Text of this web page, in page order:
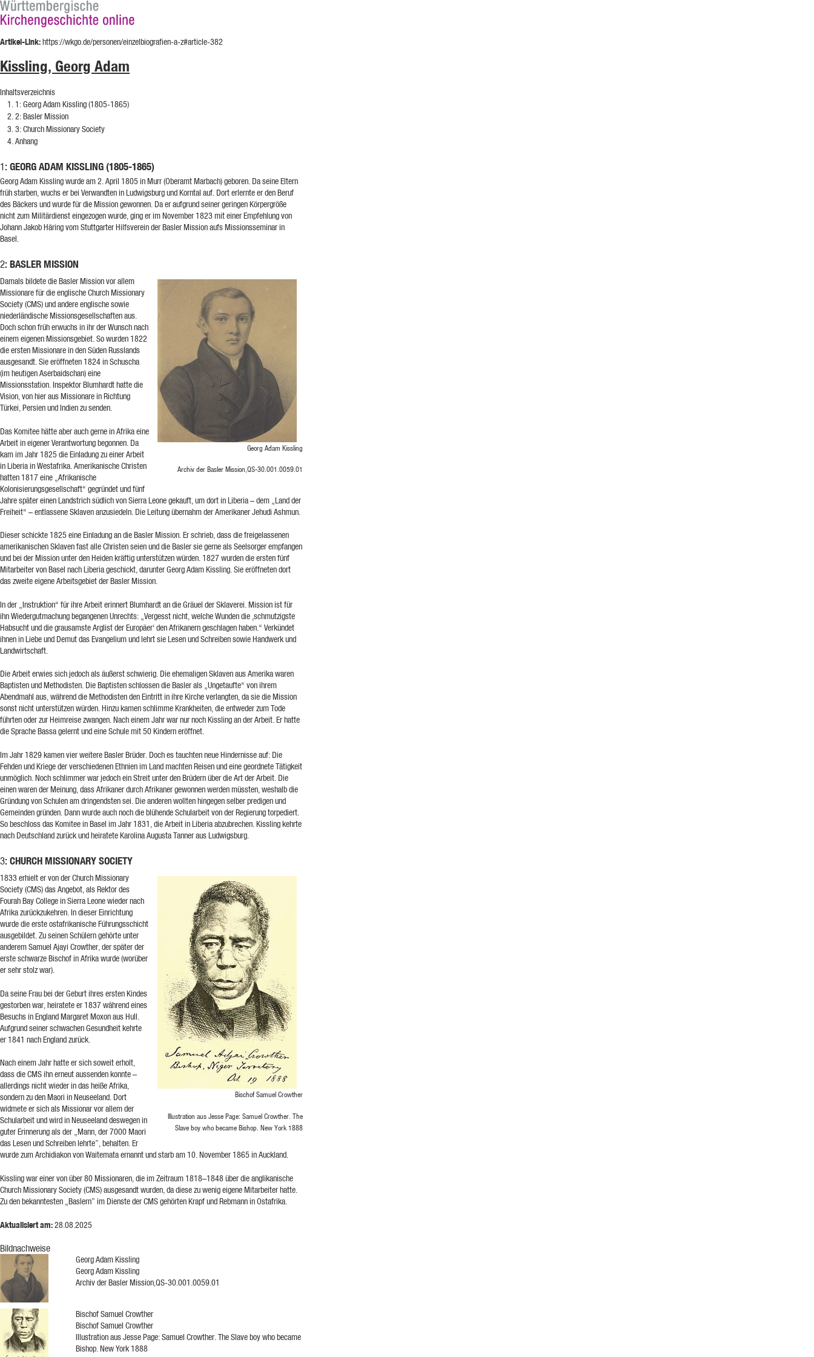
Artikel-Link:https://wkgo.de/personen/einzelbiografien-a-z#article-382
Kissling, Georg Adam
Inhaltsverzeichnis
1: Georg Adam Kissling (1805-1865)
2: Basler Mission
3: Church Missionary Society
Anhang
1: GEORG ADAM KISSLING (1805-1865)
Georg Adam Kissling wurde am 2. April 1805 in Murr (Oberamt Marbach) geboren. Da seine Eltern
früh starben, wuchs er bei Verwandten in Ludwigsburg und Korntal auf. Dort erlernte er den Beruf
des Bäckers und wurde für die Mission gewonnen. Da er aufgrund seiner geringen Körpergröße
nicht zum Militärdienst eingezogen wurde, ging er im November 1823 mit einer Empfehlung von
Johann Jakob Häring vom Stuttgarter Hilfsverein der Basler Mission aufs Missionsseminar in
Basel.
2: BASLER MISSION
Georg Adam Kissling
Archiv der Basler Mission,QS-30.001.0059.01
Damals bildete die Basler Mission vor allem
Missionare für die englische Church Missionary
Society (CMS) und andere englische sowie
niederländische Missionsgesellschaften aus.
Doch schon früh erwuchs in ihr der Wunsch nach
einem eigenen Missionsgebiet. So wurden 1822
die ersten Missionare in den Süden Russlands
ausgesandt. Sie eröffneten 1824 in Schuscha
(im heutigen Aserbaidschan) eine
Missionsstation. Inspektor Blumhardt hatte die
Vision, von hier aus Missionare in Richtung
Türkei, Persien und Indien zu senden.
Das Komitee hätte aber auch gerne in Afrika eine
Arbeit in eigener Verantwortung begonnen. Da
kam im Jahr 1825 die Einladung zu einer Arbeit
in Liberia in Westafrika. Amerikanische Christen
hatten 1817 eine „Afrikanische
Kolonisierungsgesellschaft“ gegründet und fünf
Jahre später einen Landstrich südlich von Sierra Leone gekauft, um dort in Liberia – dem „Land der
Freiheit“ – entlassene Sklaven anzusiedeln. Die Leitung übernahm der Amerikaner Jehudi Ashmun.
Dieser schickte 1825 eine Einladung an die Basler Mission. Er schrieb, dass die freigelassenen
amerikanischen Sklaven fast alle Christen seien und die Basler sie gerne als Seelsorger empfangen
und bei der Mission unter den Heiden kräftig unterstützen würden. 1827 wurden die ersten fünf
Mitarbeiter von Basel nach Liberia geschickt, darunter Georg Adam Kissling. Sie eröffneten dort
das zweite eigene Arbeitsgebiet der Basler Mission.
In der „Instruktion“ für ihre Arbeit erinnert Blumhardt an die Gräuel der Sklaverei. Mission ist für
ihn Wiedergutmachung begangenen Unrechts: „Vergesst nicht, welche Wunden die ‚schmutzigste
Habsucht und die grausamste Arglist der Europäer‘ den Afrikanern geschlagen haben.“ Verkündet
ihnen in Liebe und Demut das Evangelium und lehrt sie Lesen und Schreiben sowie Handwerk und
Landwirtschaft.
Die Arbeit erwies sich jedoch als äußerst schwierig. Die ehemaligen Sklaven aus Amerika waren
Baptisten und Methodisten. Die Baptisten schlossen die Basler als „Ungetaufte“ von ihrem
Abendmahl aus, während die Methodisten den Eintritt in ihre Kirche verlangten, da sie die Mission
sonst nicht unterstützen würden. Hinzu kamen schlimme Krankheiten, die entweder zum Tode
führten oder zur Heimreise zwangen. Nach einem Jahr war nur noch Kissling an der Arbeit. Er hatte
die Sprache Bassa gelernt und eine Schule mit 50 Kindern eröffnet.
Im Jahr 1829 kamen vier weitere Basler Brüder. Doch es tauchten neue Hindernisse auf: Die
Fehden und Kriege der verschiedenen Ethnien im Land machten Reisen und eine geordnete Tätigkeit
unmöglich. Noch schlimmer war jedoch ein Streit unter den Brüdern über die Art der Arbeit. Die
einen waren der Meinung, dass Afrikaner durch Afrikaner gewonnen werden müssten, weshalb die
Gründung von Schulen am dringendsten sei. Die anderen wollten hingegen selber predigen und
Gemeinden gründen. Dann wurde auch noch die blühende Schularbeit von der Regierung torpediert.
So beschloss das Komitee in Basel im Jahr 1831, die Arbeit in Liberia abzubrechen. Kissling kehrte
nach Deutschland zurück und heiratete Karolina Augusta Tanner aus Ludwigsburg.
3: CHURCH MISSIONARY SOCIETY
Bischof Samuel Crowther
Illustration aus Jesse Page: Samuel Crowther. The
Slave boy who became Bishop. New York 1888
1833 erhielt er von der Church Missionary
Society (CMS) das Angebot, als Rektor des
Fourah Bay College in Sierra Leone wieder nach
Afrika zurückzukehren. In dieser Einrichtung
wurde die erste ostafrikanische Führungsschicht
ausgebildet. Zu seinen Schülern gehörte unter
anderem Samuel Ajayi Crowther, der später der
erste schwarze Bischof in Afrika wurde (worüber
er sehr stolz war).
Da seine Frau bei der Geburt ihres ersten Kindes
gestorben war, heiratete er 1837 während eines
Besuchs in England Margaret Moxon aus Hull.
Aufgrund seiner schwachen Gesundheit kehrte
er 1841 nach England zurück.
Nach einem Jahr hatte er sich soweit erholt,
dass die CMS ihn erneut aussenden konnte –
allerdings nicht wieder in das heiße Afrika,
sondern zu den Maori in Neuseeland. Dort
widmete er sich als Missionar vor allem der
Schularbeit und wird in Neuseeland deswegen in
guter Erinnerung als der „Mann, der 7000 Maori
das Lesen und Schreiben lehrte”, behalten. Er
wurde zum Archidiakon von Waitemata ernannt und starb am 10. November 1865 in Auckland.
Kissling war einer von über 80 Missionaren, die im Zeitraum 1818–1848 über die anglikanische
Church Missionary Society (CMS) ausgesandt wurden, da diese zu wenig eigene Mitarbeiter hatte.
Zu den bekanntesten „Baslern” im Dienste der CMS gehörten Krapf und Rebmann in Ostafrika.
Aktualisiert am:28.08.2025
Bildnachweise
Georg Adam Kissling
Georg Adam Kissling
Archiv der Basler Mission,QS-30.001.0059.01
Bischof Samuel Crowther
Bischof Samuel Crowther
Illustration aus Jesse Page: Samuel Crowther. The Slave boy who became
Bishop. New York 1888